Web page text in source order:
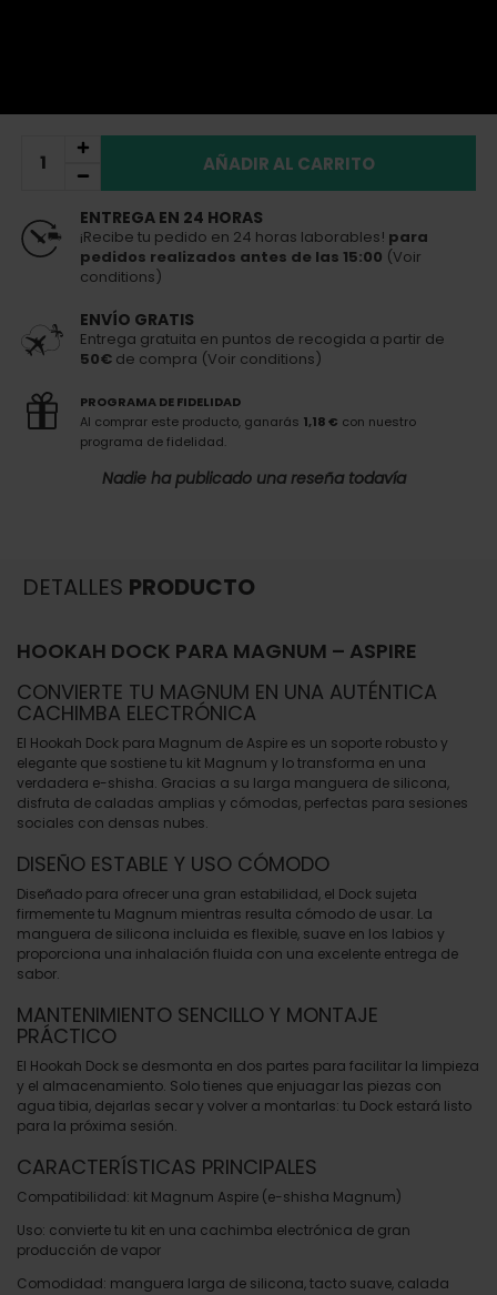
AÑADIR AL CARRITO
ENTREGA EN 24 HORAS
¡Recibe tu pedido en 24 horas laborables! para
pedidos realizados antes de las 15:00 (Voir
conditions)
ENVÍO GRATIS
Entrega gratuita en puntos de recogida a partir de
50€ de compra (Voir conditions)
PROGRAMA DE FIDELIDAD
Al comprar este producto, ganarás 1,18 € con nuestro
programa de fidelidad.
Nadie ha publicado una reseña todavía
DETALLES PRODUCTO
HOOKAH DOCK PARA MAGNUM – ASPIRE
CONVIERTE TU MAGNUM EN UNA AUTÉNTICA
CACHIMBA ELECTRÓNICA
El Hookah Dock para Magnum de Aspire es un soporte robusto y
elegante que sostiene tu kit Magnum y lo transforma en una
verdadera e-shisha. Gracias a su larga manguera de silicona,
disfruta de caladas amplias y cómodas, perfectas para sesiones
sociales con densas nubes.
DISEÑO ESTABLE Y USO CÓMODO
Diseñado para ofrecer una gran estabilidad, el Dock sujeta
firmemente tu Magnum mientras resulta cómodo de usar. La
manguera de silicona incluida es flexible, suave en los labios y
proporciona una inhalación fluida con una excelente entrega de
sabor.
MANTENIMIENTO SENCILLO Y MONTAJE
PRÁCTICO
El Hookah Dock se desmonta en dos partes para facilitar la limpieza
y el almacenamiento. Solo tienes que enjuagar las piezas con
agua tibia, dejarlas secar y volver a montarlas: tu Dock estará listo
para la próxima sesión.
CARACTERÍSTICAS PRINCIPALES
Compatibilidad: kit Magnum Aspire (e-shisha Magnum)
Uso: convierte tu kit en una cachimba electrónica de gran
producción de vapor
Comodidad: manguera larga de silicona, tacto suave, calada